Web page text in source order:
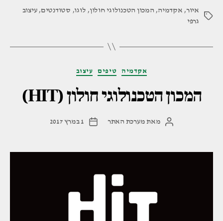
ע'"
תגיות
איור, אקדמיה, המכון הטכנולוגי חולון, לוגו, סטודנטים,עיצוב
גרפי
קטגוריות אקדמיה טיפים עיצוב
המכון הטכנולוגי חולון (HIT)
המחבר
מאת מערכת האתר
תאריך
1 במרץ 2017